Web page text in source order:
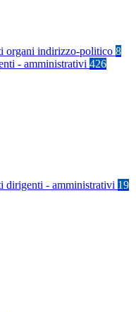
organi indirizzo-politico 8
- amministrativi 426
dirigenti - amministrativi 19